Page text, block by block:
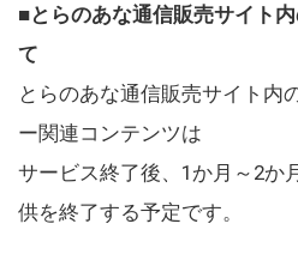
■とらのあな通信販売サイト
て
とらのあな通信販売サイト内
ー関連コンテンツは
サービス終了後、1か月～2か
供を終了する予定です。